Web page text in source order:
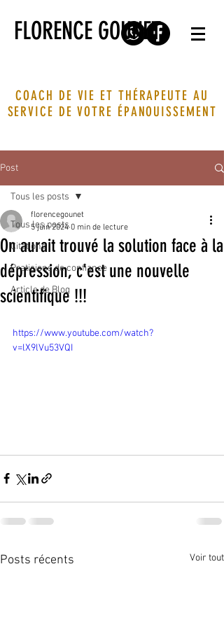
FLORENCE GOUNET
COACH DE VIE ET THÉRAPEUTE AU
SERVICE DE VOTRE ÉPANOUISSEMENT
Post
Tous les posts
Citations
Praticiens de confiance
Article de Blog
Tous les posts
On aurait trouvé la solution face à la
dépression, c'est une nouvelle
scientifique !!!
florencegounet
5 juin 2024 0 min de lecture
https://www.youtube.com/watch?
v=lX9lVu53VQI
Posts récents Voir tout